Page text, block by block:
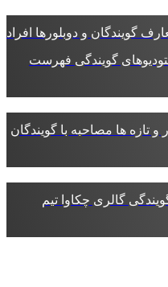
گویندگان و دوبلورهاافراد
گویندگیفهرست
ها مصاحبه با گویندگان
گالری چکاواتیم